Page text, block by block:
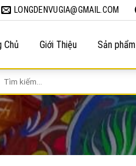
LONGDENVUGIA@GMAIL.COM
Chủ Giới Thiệu Sản phẩm
kiếm: